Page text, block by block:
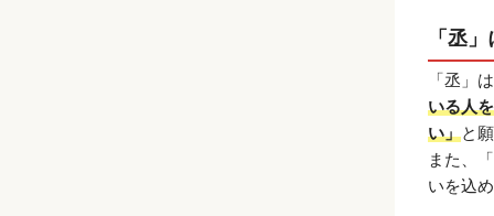
「丞
「丞」
いる人
い」と
また、
いを込